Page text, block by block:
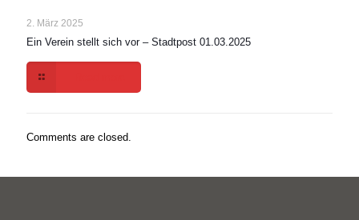
2. März 2025
Ein Verein stellt sich vor – Stadtpost 01.03.2025
Comments are closed.